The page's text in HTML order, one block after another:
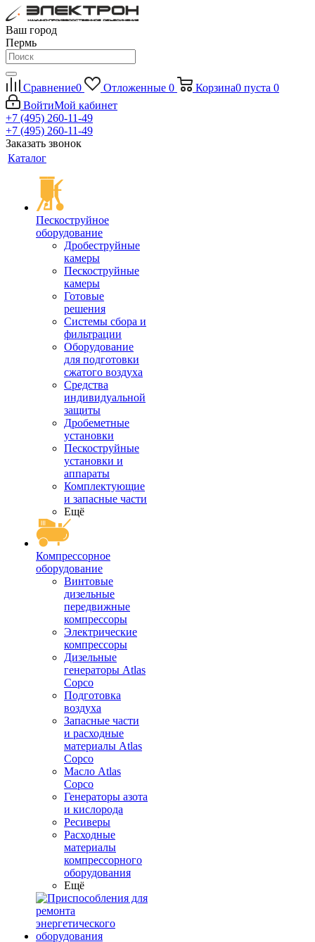
Ваш город
Пермь
Сравнение0 Отложенные 0 Корзина0 пуста 0
ВойтиМой кабинет
+7 (495) 260-11-49
+7 (495) 260-11-49
Заказать звонок
Каталог
Пескоструйное
оборудование
Дробеструйные
камеры
Пескоструйные
камеры
Готовые
решения
Системы сбора и
фильтрации
Оборудование
для подготовки
сжатого воздуха
Средства
индивидуальной
защиты
Дробеметные
установки
Пескоструйные
установки и
аппараты
Комплектующие
и запасные части
Ещё
Компрессорное
оборудование
Винтовые
дизельные
передвижные
компрессоры
Электрические
компрессоры
Дизельные
генераторы Atlas
Copco
Подготовка
воздуха
Запасные части
и расходные
материалы Atlas
Copco
Масло Atlas
Copco
Генераторы азота
и кислорода
Ресиверы
Расходные
материалы
компрессорного
оборудования
Ещё